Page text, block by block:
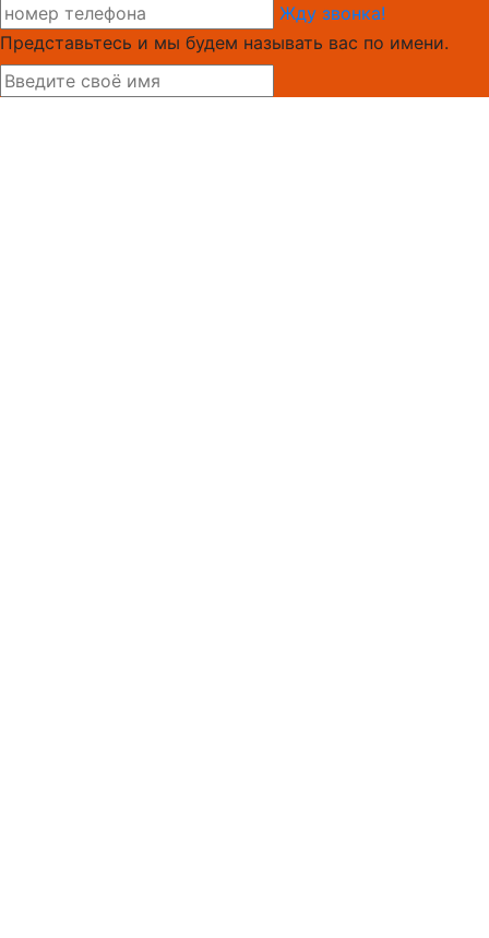
Жду звонка!
Представьтесь и мы будем называть вас по имени.